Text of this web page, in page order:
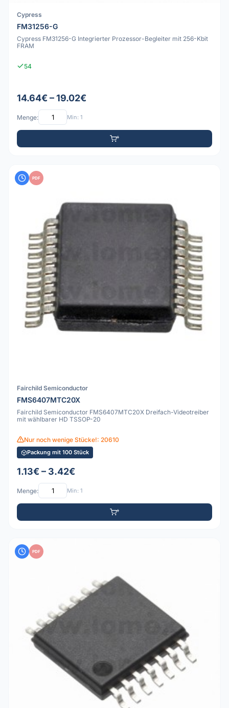
Cypress
FM31256-G
Cypress FM31256-G Integrierter Prozessor-Begleiter mit 256-Kbit
FRAM
54
14.64€ – 19.02€
Menge: Min: 1
PDF
Fairchild Semiconductor
FMS6407MTC20X
Fairchild Semiconductor FMS6407MTC20X Dreifach-Videotreiber
mit wählbarer HD TSSOP-20
Nur noch wenige Stücke!: 20610
Packung mit 100 Stück
1.13€ – 3.42€
Menge: Min: 1
PDF